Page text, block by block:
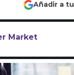
Añadir a
Market